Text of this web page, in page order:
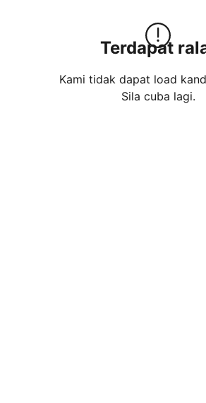
Terdapat
Kami tidak dapat load
Sila cuba lagi.